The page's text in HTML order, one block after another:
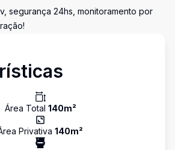
segurança 24hs, monitoramento por
Área Total 140m²
Privativa 140m²